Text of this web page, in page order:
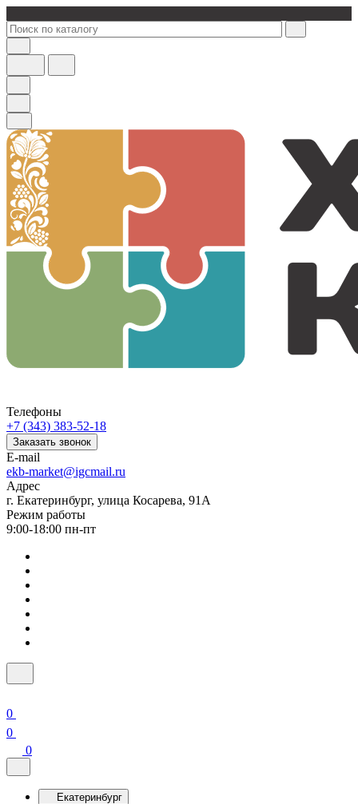
Телефоны
+7 (343) 383-52-18
Заказать звонок
E-mail
ekb-market@igcmail.ru
Адрес
г. Екатеринбург, улица Косарева, 91А
Режим работы
9:00-18:00 пн-пт
0
0
0
Екатеринбург